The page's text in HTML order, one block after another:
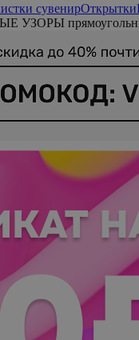
сувенирОткрытки
УЗОРЫ